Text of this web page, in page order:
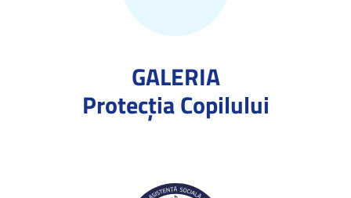
GALERIA
Protecţia Copilului